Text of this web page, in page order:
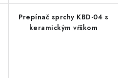
Prepínač sprchy KBD-04 s
keramickým vŕškom